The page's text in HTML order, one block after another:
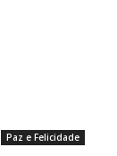
Paz e Felicidade